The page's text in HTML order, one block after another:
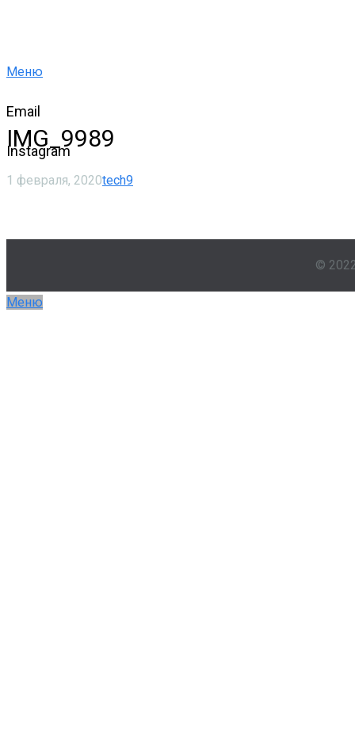
Меню
Email
Instagram
IMG_9989
1 февраля, 2020tech9
©
Меню